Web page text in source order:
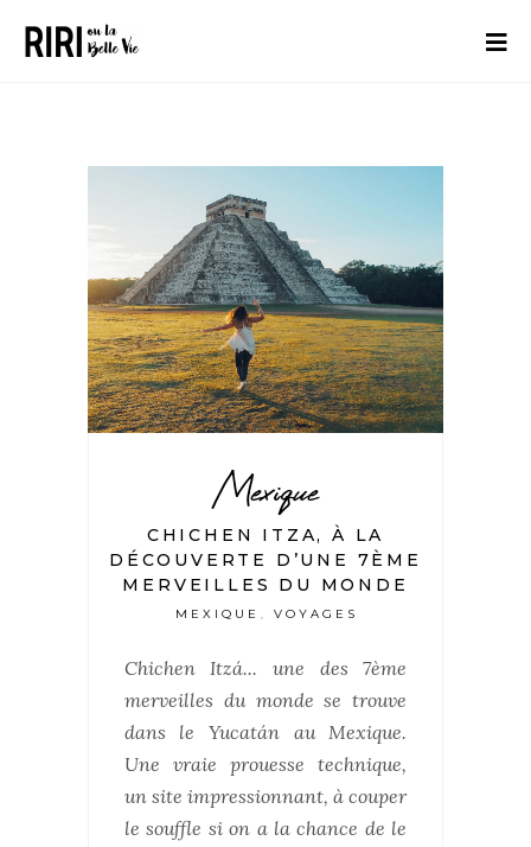
Mexique
CHICHEN ITZA, À LA
DÉCOUVERTE D’UNE 7ÈME
MERVEILLES DU MONDE
MEXIQUE VOYAGES
Chichen Itzá... une des 7ème
merveilles du monde se trouve
dans le Yucatán au Mexique.
Une vraie prouesse technique,
un site impressionnant, à couper
le souffle si on a la chance de le